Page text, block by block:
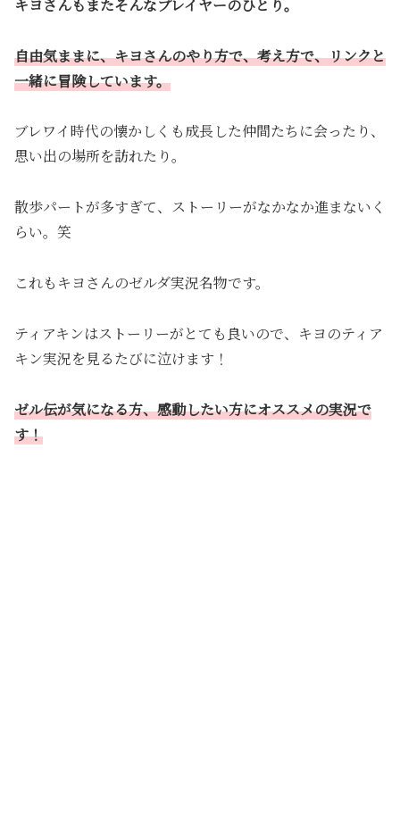
キヨさんもまたそんなプレイヤーのひとり。
自由気ままに、キヨさんのやり方で、考え方で、リンクと
一緒に冒険しています。
ブレワイ時代の懐かしくも成長した仲間たちに会ったり、
思い出の場所を訪れたり。
散歩パートが多すぎて、ストーリーがなかなか進まないく
らい。笑
これもキヨさんのゼルダ実況名物です。
ティアキンはストーリーがとても良いので、キヨのティア
キン実況を見るたびに泣けます！
ゼル伝が気になる方、感動したい方にオススメの実況で
す！